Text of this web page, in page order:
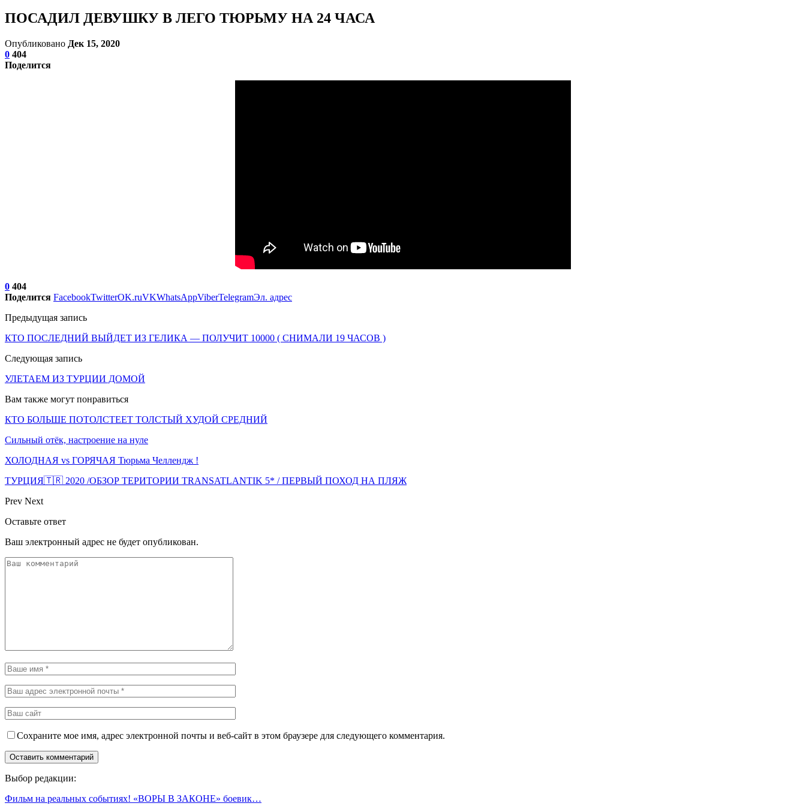
ПОСАДИЛ ДЕВУШКУ В ЛЕГО ТЮРЬМУ НА 24 ЧАСА
Опубликовано Дек 15, 2020
0 404
Поделится
0 404
Поделится FacebookTwitterOK.ruVKWhatsAppViberTelegramЭл. адрес
Предыдущая запись
КТО ПОСЛЕДНИЙ ВЫЙДЕТ ИЗ ГЕЛИКА — ПОЛУЧИТ 10000 ( СНИМАЛИ 19 ЧАСОВ )
Следующая запись
УЛЕТАЕМ ИЗ ТУРЦИИ ДОМОЙ
Вам также могут понравиться
КТО БОЛЬШЕ ПОТОЛСТЕЕТ ТОЛСТЫЙ ХУДОЙ СРЕДНИЙ
Сильный отёк, настроение на нуле
ХОЛОДНАЯ vs ГОРЯЧАЯ Тюрьма Челлендж !
ТУРЦИЯ🇹🇷 2020 /ОБЗОР ТЕРИТОРИИ TRANSATLANTIK 5* / ПЕРВЫЙ ПОХОД НА ПЛЯЖ
Prev Next
Оставьте ответ
Ваш электронный адрес не будет опубликован.
Сохраните мое имя, адрес электронной почты и веб-сайт в этом браузере для следующего комментария.
Выбор редакции:
Фильм на реальных событиях! «ВОРЫ В ЗАКОНЕ» боевик…